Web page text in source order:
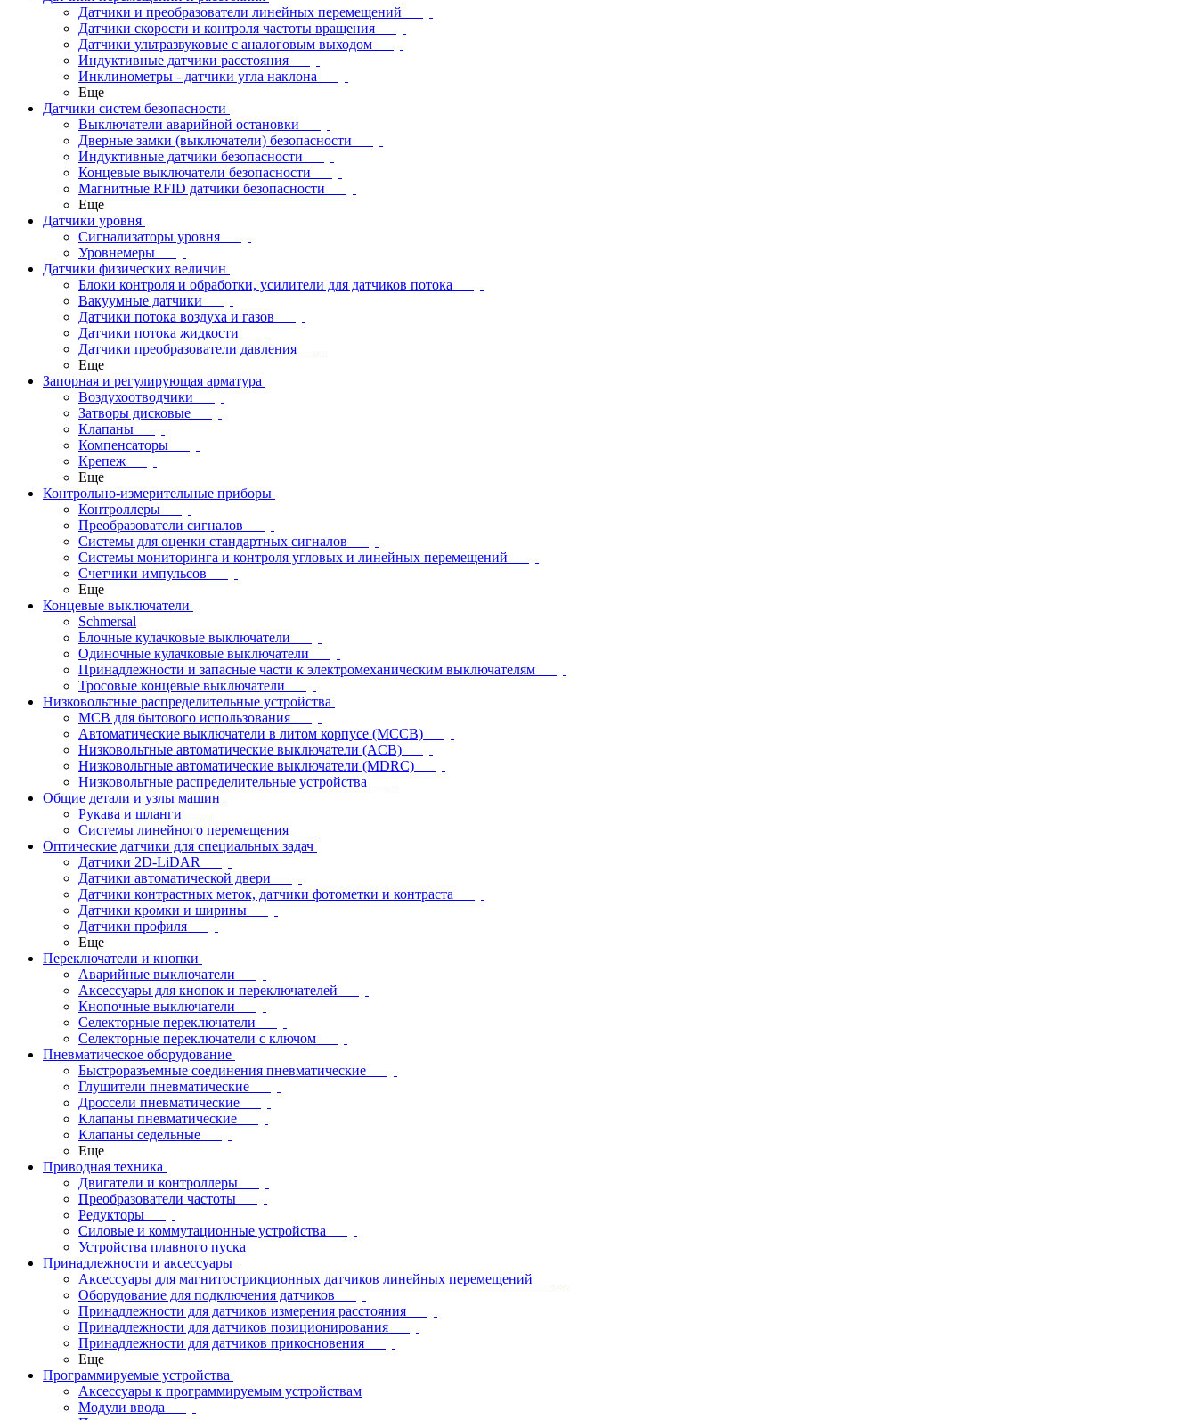
Датчики и преобразователи линейных перемещений
Датчики скорости и контроля частоты вращения
Датчики ультразвуковые с аналоговым выходом
Индуктивные датчики расстояния
Инклинометры - датчики угла наклона
Еще
Датчики систем безопасности
Выключатели аварийной остановки
Дверные замки (выключатели) безопасности
Индуктивные датчики безопасности
Концевые выключатели безопасности
Магнитные RFID датчики безопасности
Еще
Датчики уровня
Сигнализаторы уровня
Уровнемеры
Датчики физических величин
Блоки контроля и обработки, усилители для датчиков потока
Вакуумные датчики
Датчики потока воздуха и газов
Датчики потока жидкости
Датчики преобразователи давления
Еще
Запорная и регулирующая арматура
Воздухоотводчики
Затворы дисковые
Клапаны
Компенсаторы
Крепеж
Еще
Контрольно-измерительные приборы
Контроллеры
Преобразователи сигналов
Системы для оценки стандартных сигналов
Системы мониторинга и контроля угловых и линейных перемещений
Счетчики импульсов
Еще
Концевые выключатели
Schmersal
Блочные кулачковые выключатели
Одиночные кулачковые выключатели
Принадлежности и запасные части к электромеханическим выключателям
Тросовые концевые выключатели
Низковольтные распределительные устройства
MCB для бытового использования
Автоматические выключатели в литом корпусе (MCCB)
Низковольтные автоматические выключатели (ACB)
Низковольтные автоматические выключатели (MDRC)
Низковольтные распределительные устройства
Общие детали и узлы машин
Рукава и шланги
Системы линейного перемещения
Оптические датчики для специальных задач
Датчики 2D-LiDAR
Датчики автоматической двери
Датчики контрастных меток, датчики фотометки и контраста
Датчики кромки и ширины
Датчики профиля
Еще
Переключатели и кнопки
Аварийные выключатели
Аксессуары для кнопок и переключателей
Кнопочные выключатели
Селекторные переключатели
Селекторные переключатели с ключом
Пневматическое оборудование
Быстроразъемные соединения пневматические
Глушители пневматические
Дроссели пневматические
Клапаны пневматические
Клапаны седельные
Еще
Приводная техника
Двигатели и контроллеры
Преобразователи частоты
Редукторы
Силовые и коммутационные устройства
Устройства плавного пуска
Принадлежности и аксессуары
Аксессуары для магнитострикционных датчиков линейных перемещений
Оборудование для подключения датчиков
Принадлежности для датчиков измерения расстояния
Принадлежности для датчиков позиционирования
Принадлежности для датчиков прикосновения
Еще
Программируемые устройства
Аксессуары к программируемым устройствам
Модули ввода